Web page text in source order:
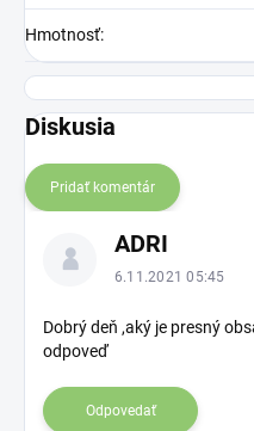
Hmotnosť:
Diskusia
Pridať komentár
ADRI
6.11.2021 05:45
Dobrý deň ,aký je presný
odpoveď
Odpovedať